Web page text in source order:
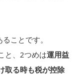
ことです。
と、2つめは運用益
取る時も税が控除